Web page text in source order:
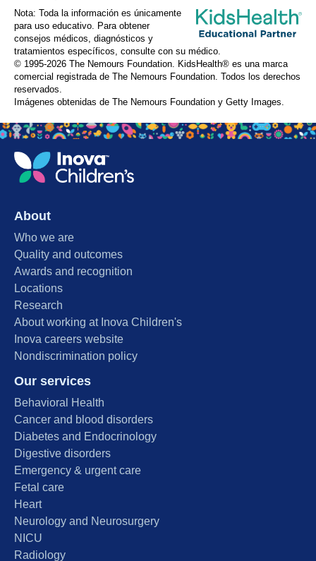
Nota: Toda la información es únicamente
para uso educativo. Para obtener
consejos médicos, diagnósticos y
tratamientos específicos, consulte con su médico.
© 1995-2026 The Nemours Foundation. KidsHealth® es una marca
comercial registrada de The Nemours Foundation. Todos los derechos
reservados.
Imágenes obtenidas de The Nemours Foundation y Getty Images.
About
Who we are
Quality and outcomes
Awards and recognition
Locations
Research
About working at Inova Children's
Inova careers website
Nondiscrimination policy
Our services
Behavioral Health
Cancer and blood disorders
Diabetes and Endocrinology
Digestive disorders
Emergency & urgent care
Fetal care
Heart
Neurology and Neurosurgery
NICU
Radiology